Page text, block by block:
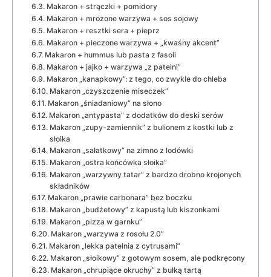
Makaron + strączki + pomidory
Makaron + mrożone warzywa + sos sojowy
Makaron + resztki sera + pieprz
Makaron + pieczone warzywa + „kwaśny akcent”
Makaron + hummus lub pasta z fasoli
Makaron + jajko + warzywa „z patelni”
Makaron „kanapkowy”: z tego, co zwykle do chleba
Makaron „czyszczenie miseczek”
Makaron „śniadaniowy” na słono
Makaron „antypasta” z dodatków do deski serów
Makaron „zupy-zamiennik” z bulionem z kostki lub z
słoika
Makaron „sałatkowy” na zimno z lodówki
Makaron „ostra końcówka słoika”
Makaron „warzywny tatar” z bardzo drobno krojonych
składników
Makaron „prawie carbonara” bez boczku
Makaron „budżetowy” z kapustą lub kiszonkami
Makaron „pizza w garnku”
Makaron „warzywa z rosołu 2.0”
Makaron „lekka patelnia z cytrusami”
Makaron „słoikowy” z gotowym sosem, ale podkręcony
Makaron „chrupiące okruchy” z bułką tartą